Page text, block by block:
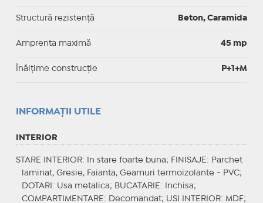
Structură rezistență Beton, Caramida
Amprenta maximă 45 mp
Înălțime construcție P+1+M
INFORMAŢII UTILE
INTERIOR
STARE INTERIOR: In stare foarte buna; FINISAJE : Parchet
laminat, Gresie, Faianta, Geamuri termoizolante - PVC;
DOTARI : Usa metalica; BUCATARIE : Inchisa;
COMPARTIMENTARE : Decomandat; USI INTERIOR: MDF;